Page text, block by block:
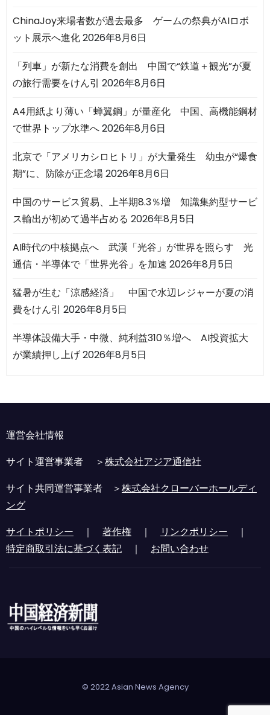
ChinaJoy来場者数が過去最多 ゲームの祭典がAIロボ
ット展示へ進化2026年8月6日
「列車」が新たな消費を創出 中国で“鉄道＋観光”が夏
の旅行需要をけん引 2026年8月6日
A4用紙より薄い「蝉翼鋼」が量産化 中国、高機能鋼材
で世界トップ水準へ2026年8月6日
北京で「アメリカシロヒトリ」が大量発生 幼虫が“爆食
期”に、防除が正念場2026年8月6日
中国のサービス貿易、上半期8.3％増 知識集約型サービ
ス輸出が初めて過半占める 2026年8月5日
AI時代の中核拠点へ 武漢「光谷」が世界を照らす 光
通信・半導体で「世界光谷」を加速 2026年8月5日
猛暑が生む「涼感経済」 中国で水辺レジャーが夏の消
費をけん引 2026年8月5日
半導体設備大手・中微、純利益310％増へ AI投資拡大
が業績押し上げ2026年8月5日
運営会社情報
サイト運営事業者 ＞株式会社アジア通信社
サイト共同運営事業者 ＞株式会社クローバーホールディ
ング
サイトポリシー ｜ 著作権 ｜ リンクポリシー ｜
特定商取引法に基づく表記 ｜ お問い合わせ
© 2022 Asian News Agency